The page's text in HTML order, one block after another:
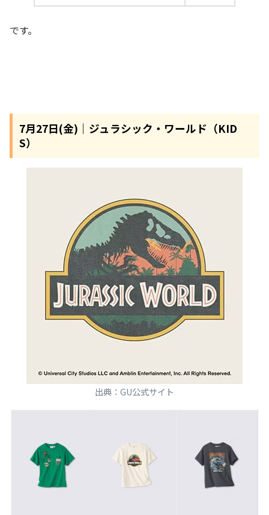
です。
7月27日(金)｜ジュラシック・ワールド​（KID
S）
出典：GU公式サイト